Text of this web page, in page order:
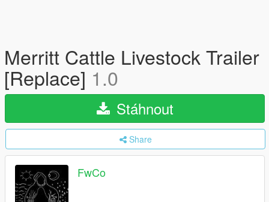
Merritt Cattle Livestock Trailer
[Replace] 1.0
Stáhnout
Share
FwCo